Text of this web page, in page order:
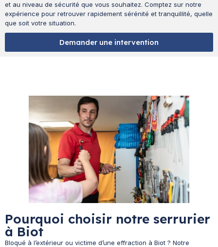
et au niveau de sécurité que vous souhaitez. Comptez sur notre
expérience pour retrouver rapidement sérénité et tranquillité, quelle
que soit votre situation.
Demander une intervention
Pourquoi choisir notre serrurier
à Biot
Bloqué à l’extérieur ou victime d’une effraction à Biot ? Notre